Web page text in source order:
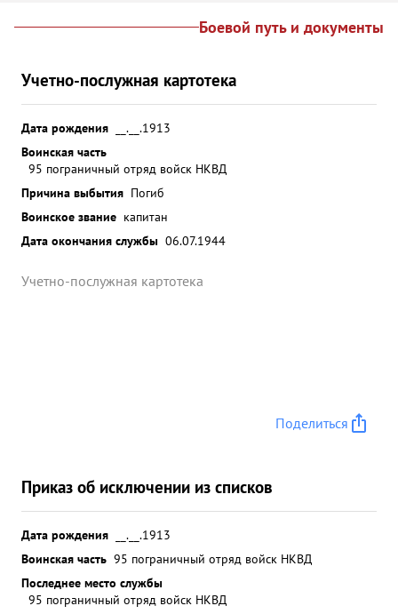
Боевой путь и документы
Учетно-послужная картотека
Дата рождения
__.__.1913
Воинская часть
95 пограничный отряд войск НКВД
Причина выбытия Погиб
Воинское звание капитан
Дата окончания службы 06.07.1944
Учетно-послужная картотека
Поделиться
Приказ об исключении из списков
Дата рождения
__.__.1913
Воинская часть 95 пограничный отряд войск НКВД
Последнее место службы
95 пограничный отряд войск НКВД